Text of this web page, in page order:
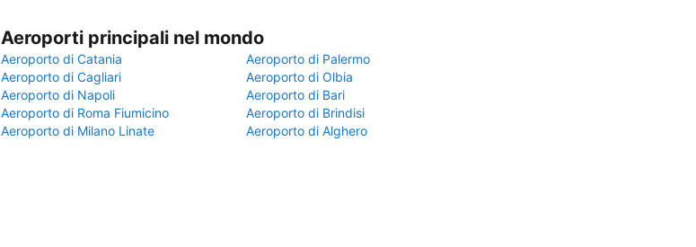
Aeroporti principali nel mondo
Aeroporto di Catania
Aeroporto di Palermo
Aeroporto di Cagliari
Aeroporto di Olbia
Aeroporto di Napoli
Aeroporto di Bari
Aeroporto di Roma Fiumicino
Aeroporto di Brindisi
Aeroporto di Milano Linate
Aeroporto di Alghero